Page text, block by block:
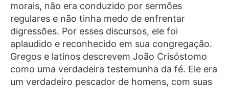
morais, não era conduzido por sermões
regulares e não tinha medo de enfrentar
digressões. Por esses discursos, ele foi
aplaudido e reconhecido em sua congregação.
Gregos e latinos descrevem João Crisóstomo
como uma verdadeira testemunha da fé. Ele era
um verdadeiro pescador de homens, com suas